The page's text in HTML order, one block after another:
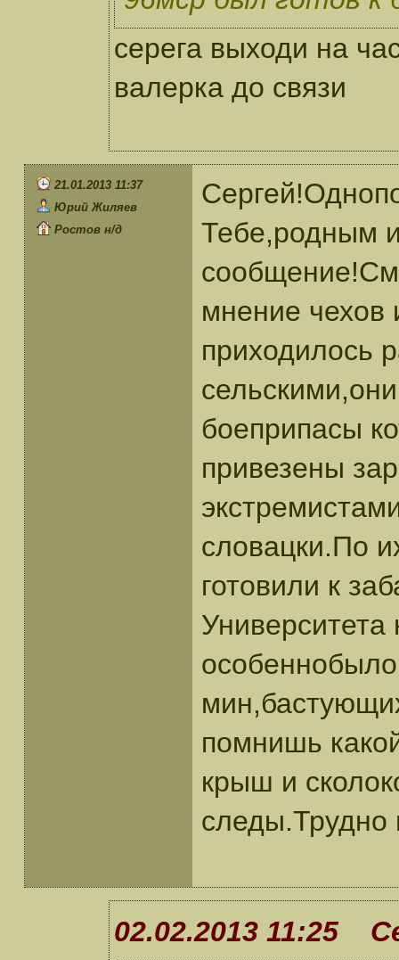
серега выходи на
валерка до связи
21.01.2013 11:37
Юрий Жиляев
Ростов н/д
Тебе,родным
мнение чехов
приходилось
боеприпасы
привезены
словацки.По
готовили к
помнишь
крыш и
следы.Трудно
02.02.2013 11:25